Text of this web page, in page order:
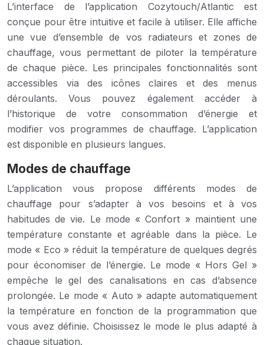
L’interface de l’application Cozytouch/Atlantic est
conçue pour être intuitive et facile à utiliser. Elle affiche
une vue d’ensemble de vos radiateurs et zones de
chauffage, vous permettant de piloter la température
de chaque pièce. Les principales fonctionnalités sont
accessibles via des icônes claires et des menus
déroulants. Vous pouvez également accéder à
l’historique de votre consommation d’énergie et
modifier vos programmes de chauffage. L’application
est disponible en plusieurs langues.
Modes de chauffage
L’application vous propose différents modes de
chauffage pour s’adapter à vos besoins et à vos
habitudes de vie. Le mode « Confort » maintient une
température constante et agréable dans la pièce. Le
mode « Eco » réduit la température de quelques degrés
pour économiser de l’énergie. Le mode « Hors Gel »
empêche le gel des canalisations en cas d’absence
prolongée. Le mode « Auto » adapte automatiquement
la température en fonction de la programmation que
vous avez définie. Choisissez le mode le plus adapté à
chaque situation.